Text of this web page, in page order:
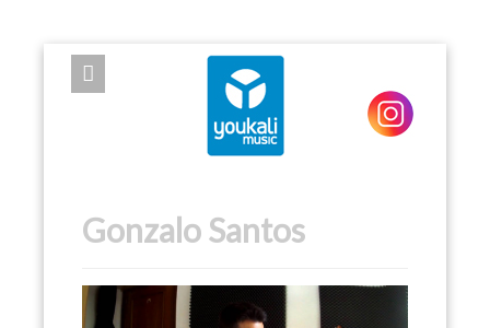
EXPOSE FRAMEWORK FOR JOOMLA 2.5 AND 3.0+
Gonzalo Santos